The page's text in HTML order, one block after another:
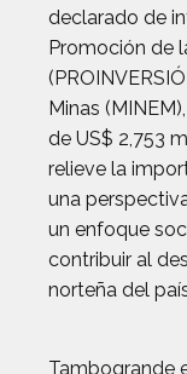
declarado de
Promoción de
Minas
de US$ 2,753
relieve la
una
un enfoque
contribuir al
norteña del
Tambogrande